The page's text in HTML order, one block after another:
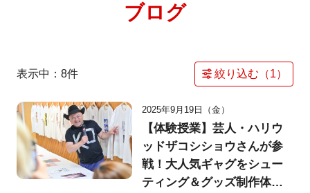
ブログ
表示中： 8件 絞り込む（1）
2025年9月19日（金）
【体験授業】芸人・ハリウ
ッドザコシショウさんが参
戦！大人気ギャグをシュー
ティング＆グッズ制作体験